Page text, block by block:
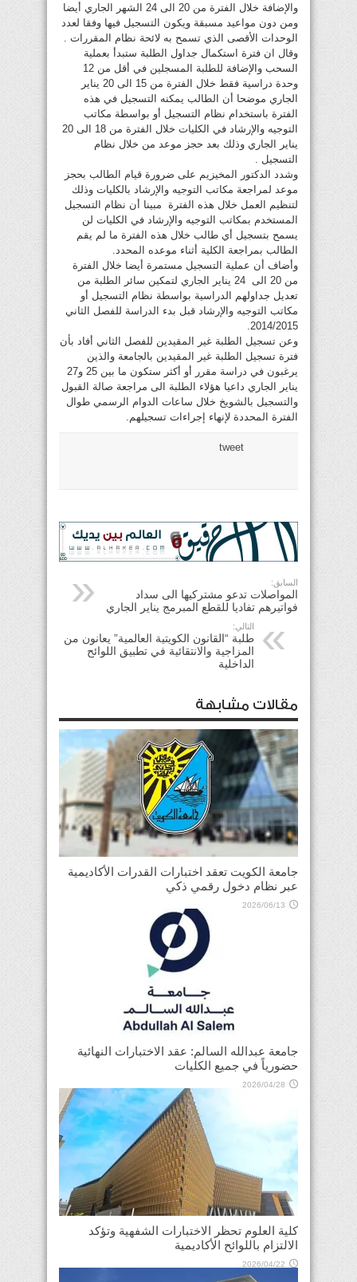
والإضافة خلال الفترة من 20 الى 24 الشهر الجاري أيضا
ومن دون مواعيد مسبقة ويكون التسجيل فيها وفقا لعدد
الوحدات الأقصى الذي تسمح به لائحة نظام المقررات .
وقال ان فترة استكمال جداول الطلبة ستبدأ بعملية
السحب والإضافة للطلبة المسجلين في أقل من 12
وحدة دراسية فقط خلال الفترة من 15 الى 20 يناير
الجاري موضحا أن الطالب يمكنه التسجيل في هذه
الفترة باستخدام نظام التسجيل أو بواسطة مكاتب
التوجيه والإرشاد في الكليات خلال الفترة من 18 الى 20
يناير الجاري وذلك بعد حجز موعد من خلال نظام
التسجيل .
وشدد الدكتور المخيزيم على ضرورة قيام الطالب بحجز
موعد لمراجعة مكاتب التوجيه والإرشاد بالكليات وذلك
لتنظيم العمل خلال هذه الفترة مبينا أن نظام التسجيل
المستخدم بمكاتب التوجيه والإرشاد في الكليات لن
يسمح بتسجيل أي طالب خلال هذه الفترة ما لم يقم
الطالب بمراجعة الكلية أثناء موعده المحدد.
وأضاف أن عملية التسجيل مستمرة أيضا خلال الفترة
من 20 الى 24 يناير الجاري لتمكين سائر الطلبة من
تعديل جداولهم الدراسية بواسطة نظام التسجيل أو
مكاتب التوجيه والإرشاد قبل بدء الدراسة للفصل الثاني
2014/2015.
وعن تسجيل الطلبة غير المقيدين للفصل الثاني أفاد بأن
فترة تسجيل الطلبة غير المقيدين بالجامعة والذين
يرغبون في دراسة مقرر أو أكثر ستكون ما بين 25 و27
يناير الجاري داعيا هؤلاء الطلبة الى مراجعة صالة القبول
والتسجيل بالشويخ خلال ساعات الدوام الرسمي طوال
الفترة المحددة لإنهاء إجراءات تسجيلهم.
tweet
السابق:
المواصلات تدعو مشتركيها الى سداد
فواتيرهم تفاديا للقطع المبرمج يناير الجاري
التالي:
طلبة “القانون الكويتية العالمية” يعانون من
المزاجية والانتقائية في تطبيق اللوائح
الداخلية
مقالات مشابهة
جامعة الكويت تعقد اختبارات القدرات الأكاديمية
عبر نظام دخول رقمي ذكي
2026/06/13
جامعة عبدالله السالم: عقد الاختبارات النهائية
حضورياً في جميع الكليات
2026/04/28
كلية العلوم تحظر الاختبارات الشفهية وتؤكد
الالتزام باللوائح الأكاديمية
2026/04/22